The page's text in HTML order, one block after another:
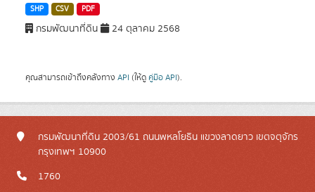
SHP CSV PDF
กรมพัฒนาที่ดิน 24 ตุลาคม 2568
คุณสามารถเข้าถึงคลังทาง API (ให้ดู คู่มือ API).
กรมพัฒนาที่ดิน 2003/61 ถนนพหลโยธิน แขวงลาดยาว เขตจตุจักร
กรุงเทพฯ 10900
1760